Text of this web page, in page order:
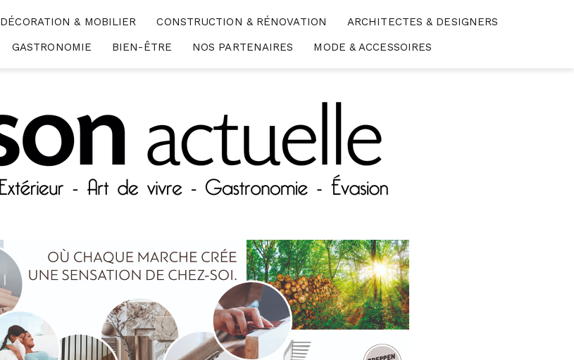
DÉCORATION & MOBILIER CONSTRUCTION & RÉNOVATION
ARCHITECTES & DESIGNERS
GASTRONOMIE BIEN-ÊTRE NOS PARTENAIRES MODE & ACCESSOIRES